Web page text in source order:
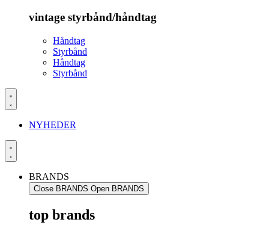
vintage styrbånd/håndtag
Håndtag
Styrbånd
Håndtag
Styrbånd
NYHEDER
BRANDS
Close BRANDS Open BRANDS
top brands